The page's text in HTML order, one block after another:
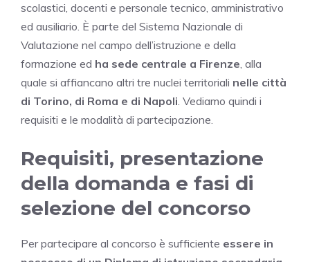
scolastici, docenti e personale tecnico, amministrativo
ed ausiliario. È parte del Sistema Nazionale di
Valutazione nel campo dell’istruzione e della
formazione ed ha sede centrale a Firenze, alla
quale si affiancano altri tre nuclei territoriali nelle città
di Torino, di Roma e di Napoli. Vediamo quindi i
requisiti e le modalità di partecipazione.
Requisiti, presentazione
della domanda e fasi di
selezione del concorso
Per partecipare al concorso è sufficiente essere in